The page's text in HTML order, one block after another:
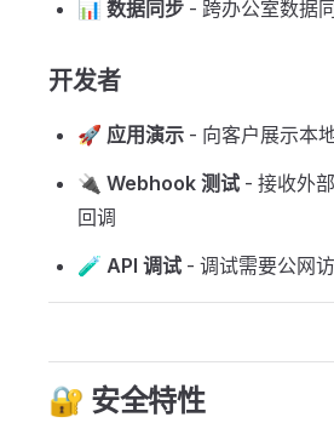
📊 数据同步 - 跨办公室数据
开发者
🚀 应用演示 - 向客户展示本
🔌 Webhook 测试 - 接收外
回调
🧪 API 调试 - 调试需要公网
🔐 安全特性